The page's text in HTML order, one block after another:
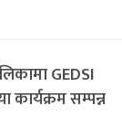
GEDSI
कार्यक्रम सम्पन्न